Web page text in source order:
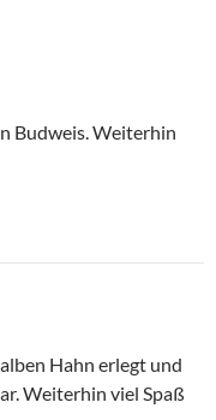
Budweis. Weiterhin
Hahn erlegt und
Weiterhin viel Spaß